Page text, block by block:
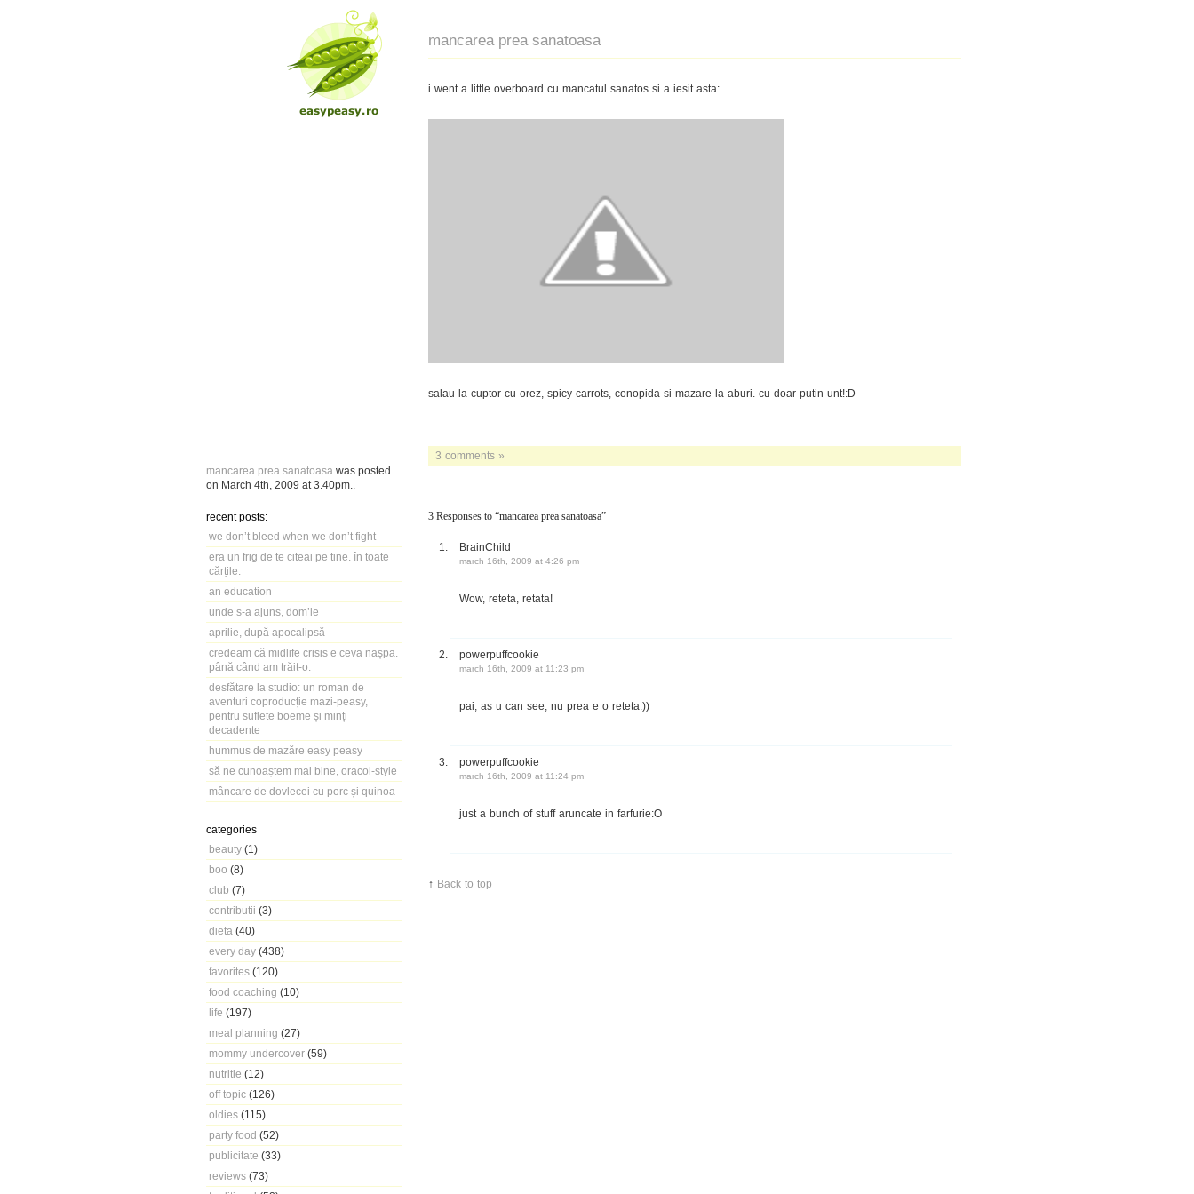
mancarea prea sanatoasa was posted
on March 4th, 2009 at 3.40pm
recent posts:
we don’t bleed when we don’t fight
era un frig de te citeai pe tine. în toate
cărțile.
an education
unde s-a ajuns, dom’le
aprilie, după apocalipsă
credeam că midlife crisis e ceva nașpa.
până când am trăit-o.
desfătare la studio: un roman de
aventuri coproducție mazi-peasy,
pentru suflete boeme și minți
decadente
hummus de mazăre easy peasy
să ne cunoaștem mai bine, oracol-style
mâncare de dovlecei cu porc și quinoa
categories
beauty (1)
boo (8)
club (7)
contributii (3)
dieta (40)
every day (438)
favorites (120)
food coaching (10)
life (197)
meal planning (27)
mommy undercover (59)
nutritie (12)
off topic (126)
oldies (115)
party food (52)
publicitate (33)
reviews (73)
mancarea prea sanatoasa
i went a little overboard cu mancatul sanatos si a iesit asta:
salau la cuptor cu orez, spicy carrots, conopida si mazare la aburi. cu doar putin unt!:D
3 comments »
3 Responses to “mancarea prea sanatoasa”
BrainChild
march 16th, 2009 at 4:26 pm
Wow, reteta, retata!
powerpuffcookie
march 16th, 2009 at 11:23 pm
pai, as u can see, nu prea e o reteta:))
powerpuffcookie
march 16th, 2009 at 11:24 pm
just a bunch of stuff aruncate in farfurie:O
↑ Back to top